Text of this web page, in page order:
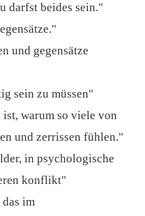
darfst beides sein."
und gegensätze
sein zu müssen"
warum so viele von
und zerrissen fühlen."
in psychologische
konflikt"
im